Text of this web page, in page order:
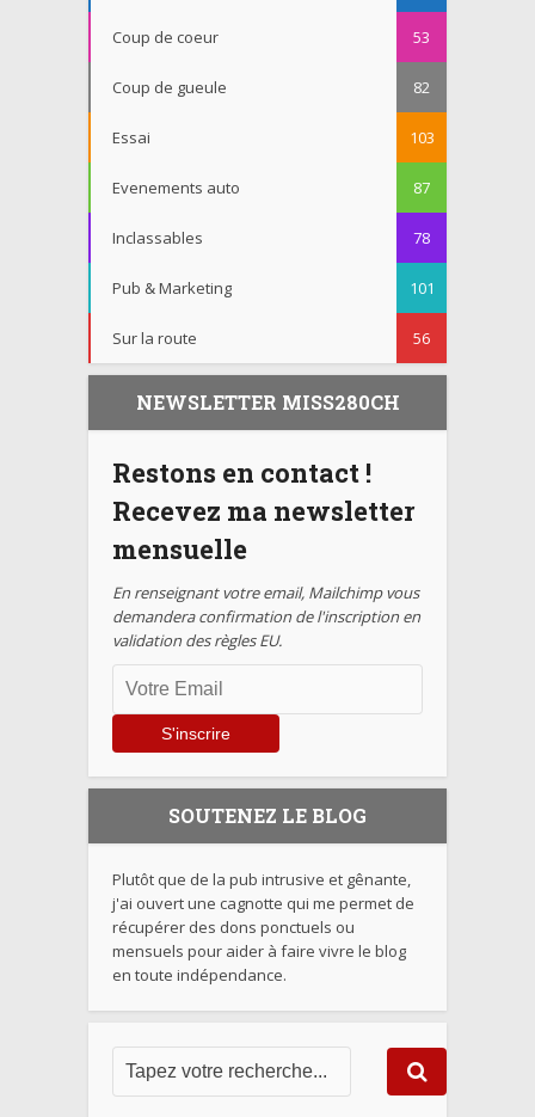
Coup de coeur 53
Coup de gueule 82
Essai 103
Evenements auto 87
Inclassables 78
Pub & Marketing 101
Sur la route 56
NEWSLETTER MISS280CH
Restons en contact !
Recevez ma newsletter
mensuelle
En renseignant votre email, Mailchimp vous
demandera confirmation de l'inscription en
validation des règles EU.
SOUTENEZ LE BLOG
Plutôt que de la pub intrusive et gênante,
j'ai ouvert une cagnotte qui me permet de
récupérer des dons ponctuels ou
mensuels pour aider à faire vivre le blog
en toute indépendance.